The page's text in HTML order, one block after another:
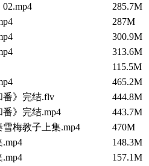
285.7M
287M
300.9M
313.6M
115.5M
465.2M
番》完结.flv
444.8M
》完结.mp4
443.7M
梅教子上集.mp4
470M
148.3M
157.1M